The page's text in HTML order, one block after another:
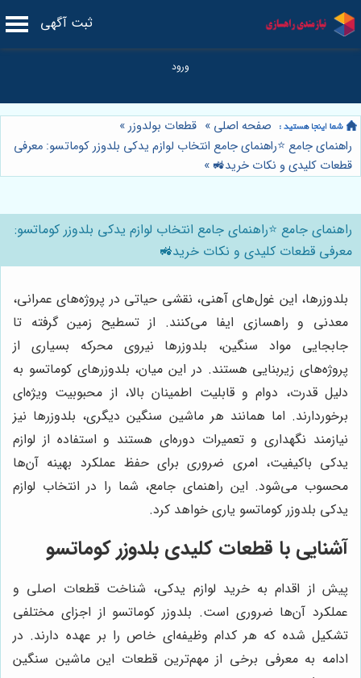
ثبت آگهی
صفحه اصلی » قطعات بولدوزر»
راهنمای جامع ⭐️راهنمای جامع انتخاب لوازم یدکی بلدوزر کوماتسو: معرفی
قطعات کلیدی و نکات خرید🚜 »
راهنمای جامع ⭐️راهنمای جامع انتخاب لوازم یدکی بلدوزر کوماتسو:
معرفی قطعات کلیدی و نکات خرید🚜
بلدوزرها، این غول‌های آهنی، نقشی حیاتی در پروژه‌های عمرانی،
معدنی و راهسازی ایفا می‌کنند. از تسطیح زمین گرفته تا
جابجایی مواد سنگین، بلدوزرها نیروی محرکه بسیاری از
پروژه‌های زیربنایی هستند. در این میان، بلدوزرهای کوماتسو به
دلیل قدرت، دوام و قابلیت اطمینان بالا، از محبوبیت ویژه‌ای
برخوردارند. اما همانند هر ماشین سنگین دیگری، بلدوزرها نیز
نیازمند نگهداری و تعمیرات دوره‌ای هستند و استفاده از لوازم
یدکی باکیفیت، امری ضروری برای حفظ عملکرد بهینه آن‌ها
محسوب می‌شود. این راهنمای جامع، شما را در انتخاب لوازم
یدکی بلدوزر کوماتسو یاری خواهد کرد.
آشنایی با قطعات کلیدی بلدوزر کوماتسو
پیش از اقدام به خرید لوازم یدکی، شناخت قطعات اصلی و
عملکرد آن‌ها ضروری است. بلدوزر کوماتسو از اجزای مختلفی
تشکیل شده که هر کدام وظیفه‌ای خاص را بر عهده دارند. در
ادامه به معرفی برخی از مهم‌ترین قطعات این ماشین سنگین